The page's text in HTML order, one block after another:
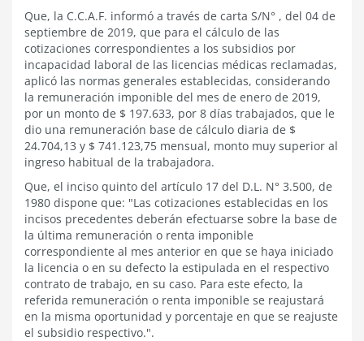
Que, la C.C.A.F. informó a través de carta S/N° , del 04 de
septiembre de 2019, que para el cálculo de las
cotizaciones correspondientes a los subsidios por
incapacidad laboral de las licencias médicas reclamadas,
aplicó las normas generales establecidas, considerando
la remuneración imponible del mes de enero de 2019,
por un monto de $ 197.633, por 8 días trabajados, que le
dio una remuneración base de cálculo diaria de $
24.704,13 y $ 741.123,75 mensual, monto muy superior al
ingreso habitual de la trabajadora.
Que, el inciso quinto del artículo 17 del D.L. N° 3.500, de
1980 dispone que: "Las cotizaciones establecidas en los
incisos precedentes deberán efectuarse sobre la base de
la última remuneración o renta imponible
correspondiente al mes anterior en que se haya iniciado
la licencia o en su defecto la estipulada en el respectivo
contrato de trabajo, en su caso. Para este efecto, la
referida remuneración o renta imponible se reajustará
en la misma oportunidad y porcentaje en que se reajuste
el subsidio respectivo.".